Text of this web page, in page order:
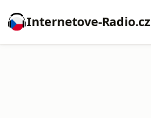
Internetove-Radio.cz